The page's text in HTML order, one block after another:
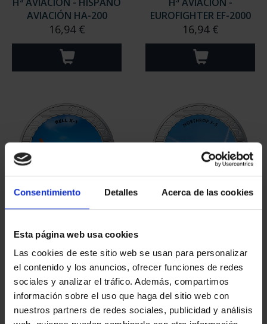
Consentimiento Detalles Acerca de las cookies
Esta página web usa cookies
Las cookies de este sitio web se usan para personalizar
el contenido y los anuncios, ofrecer funciones de redes
sociales y analizar el tráfico. Además, compartimos
información sobre el uso que haga del sitio web con
nuestros partners de redes sociales, publicidad y análisis
AVIACIÓN HA-200
16,94 €
EUROFIGHTER EF-2000
16,94 €
16,94 €